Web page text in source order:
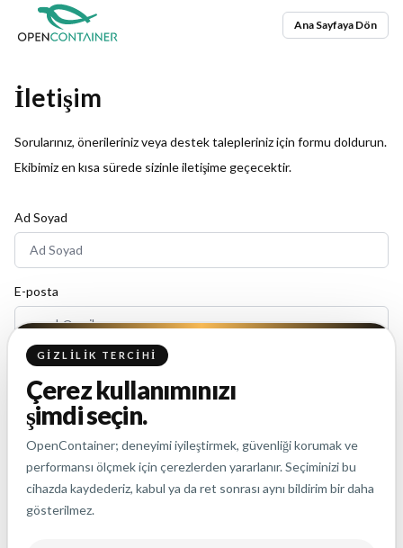
Ana Sayfaya Dön
İletişim
Sorularınız, önerileriniz veya destek talepleriniz için formu doldurun.
Ekibimiz en kısa sürede sizinle iletişime geçecektir.
Ad Soyad
E-posta
Telefon Numarası
Konu
Mesajınız
GIZLILIK TERCIHI
Çerez kullanımınızı
şimdi seçin.
OpenContainer; deneyimi iyileştirmek, güvenliği korumak ve
performansı ölçmek için çerezlerden yararlanır. Seçiminizi bu
cihazda kaydederiz, kabul ya da ret sonrası aynı bildirim bir daha
gösterilmez.